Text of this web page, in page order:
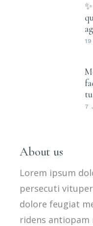
7
About us
Lorem ipsum
persecuti
dolore feugiat
ridens antiopam